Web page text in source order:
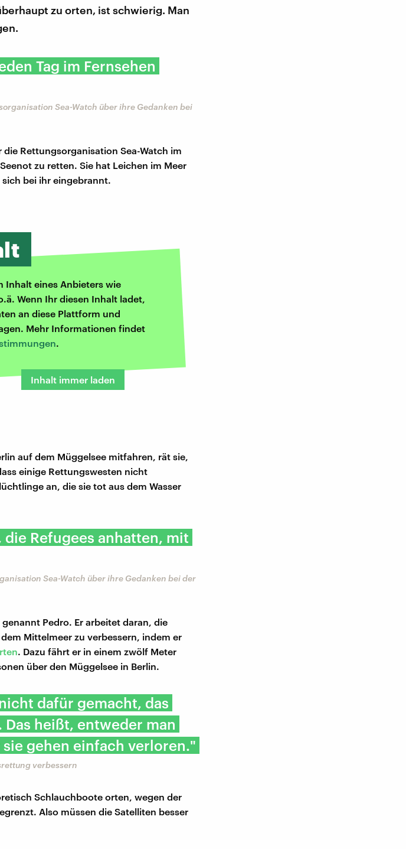
zu orten, ist schwierig. Man
Tag im Fernsehen
Sea-Watch über ihre Gedanken bei
Rettungsorganisation Sea-Watch im
zu retten. Sie hat Leichen im Meer
bei ihr eingebrannt.
Inhalt eines Anbieters wie
Wenn Ihr diesen Inhalt ladet,
an diese Plattform und
Mehr Informationen findet
.
Inhalt immer laden
auf dem Müggelsee mitfahren, rät sie,
einige Rettungswesten nicht
an, die sie tot aus dem Wasser
Refugees anhatten, mit
Sea-Watch über ihre Gedanken bei der
Pedro. Er arbeitet daran, die
Mittelmeer zu verbessern, indem er
. Dazu fährt er in einem zwölf Meter
über den Müggelsee in Berlin.
dafür gemacht, das
heißt, entweder man
gehen einfach verloren."
verbessern
Schlauchboote orten, wegen der
Also müssen die Satelliten besser